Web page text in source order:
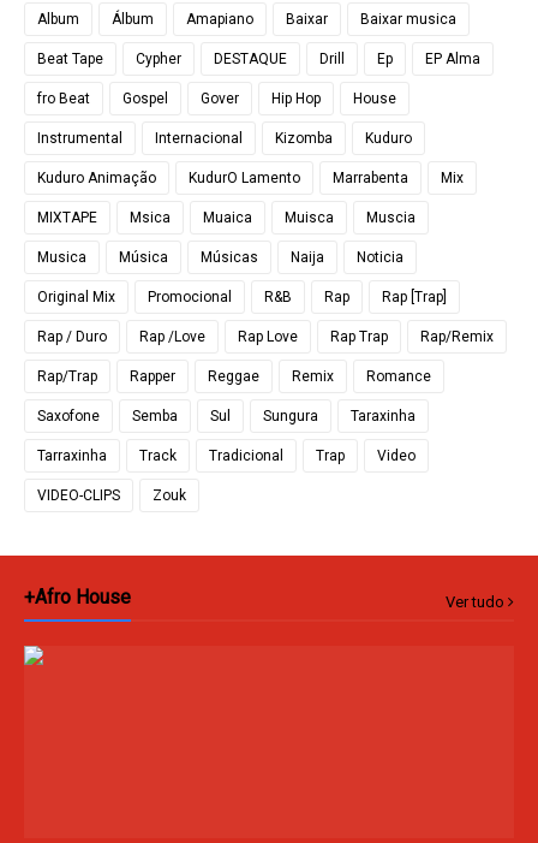
Album Álbum Amapiano Baixar Baixar musica
Beat Tape Cypher DESTAQUE Drill Ep EP Alma
fro Beat Gospel Gover Hip Hop House
Instrumental Internacional Kizomba Kuduro
Kuduro Animação KudurO Lamento Marrabenta Mix
MIXTAPE Msica Muaica Muisca Muscia
Musica Música Músicas Naija Noticia
Original Mix Promocional R&B Rap Rap [Trap]
Rap / Duro Rap /Love Rap Love Rap Trap Rap/Remix
Rap/Trap Rapper Reggae Remix Romance
Saxofone Semba Sul Sungura Taraxinha
Tarraxinha Track Tradicional Trap Video
VIDEO-CLIPS Zouk
+Afro House Ver tudo